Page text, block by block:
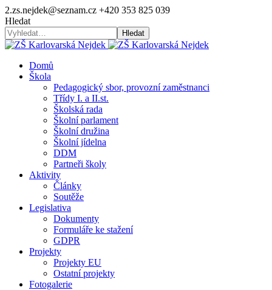
2.zs.nejdek@seznam.cz +420 353 825 039
Hledat
Hledat
Domů
Škola
Pedagogický sbor, provozní zaměstnanci
Třídy I. a II.st.
Školská rada
Školní parlament
Školní družina
Školní jídelna
DDM
Partneři školy
Aktivity
Články
Soutěže
Legislativa
Dokumenty
Formuláře ke stažení
GDPR
Projekty
Projekty EU
Ostatní projekty
Fotogalerie